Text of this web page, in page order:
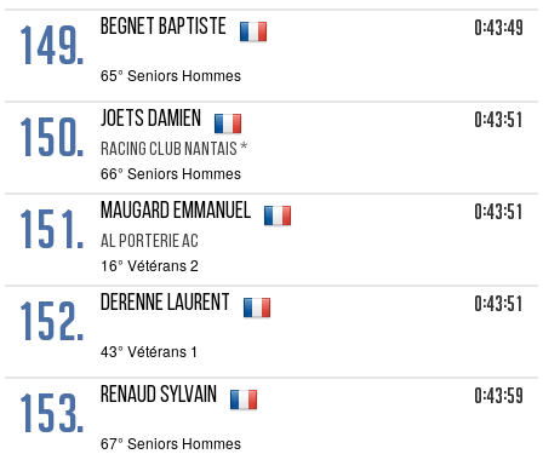
149. BEGNET Baptiste 0:43:49
65° Seniors Hommes
150. JOETS Damien
Racing Club Nantais *
0:43:51
66° Seniors Hommes
151. MAUGARD Emmanuel
Al Porterie Ac
0:43:51
16° Vétérans 2
152. DERENNE Laurent 0:43:51
43° Vétérans 1
153. RENAUD Sylvain 0:43:59
67° Seniors Hommes